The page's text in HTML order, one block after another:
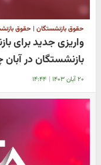
حقوق بازنشستگان | حقوق
واریزی جدید برای
بازنشستگان در
۲۰ آبان ۱۴۰۳ | ۱۴:۴۴